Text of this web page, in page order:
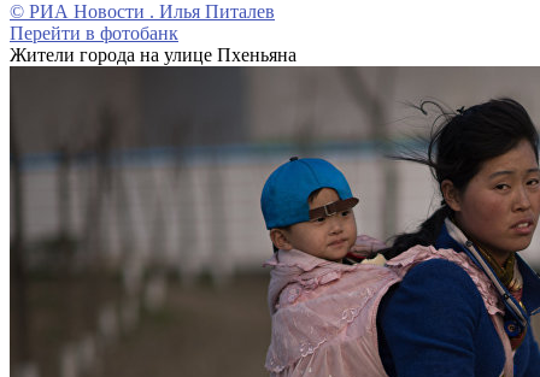
© РИА Новости . Илья Питалев
Перейти в фотобанк
Жители города на улице Пхеньяна